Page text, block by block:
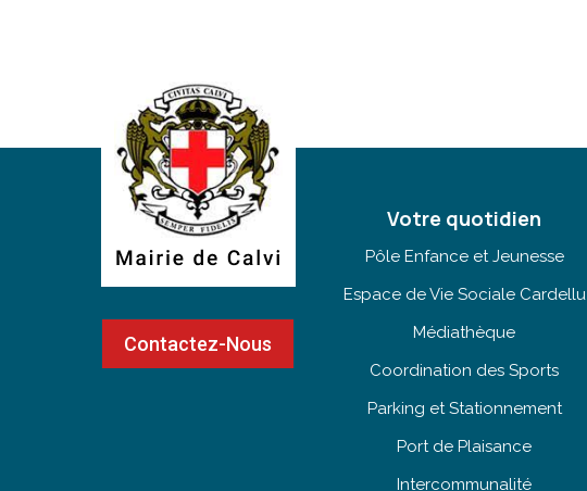
Contactez-Nous
Votre quotidien
Pôle Enfance et Jeunesse
Espace de Vie Sociale Cardellu
Médiathèque
Coordination des Sports
Parking et Stationnement
Port de Plaisance
Intercommunalité